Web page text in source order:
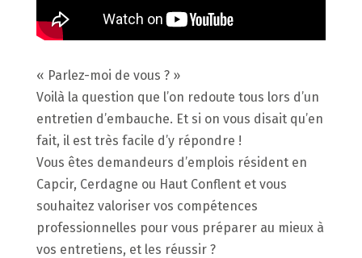
« Parlez-moi de vous ? »
Voilà la question que l’on redoute tous lors d’un
entretien d’embauche. Et si on vous disait qu’en
fait, il est très facile d’y répondre !
Vous êtes demandeurs d’emplois résident en
Capcir, Cerdagne ou Haut Conflent et vous
souhaitez valoriser vos compétences
professionnelles pour vous préparer au mieux à
vos entretiens, et les réussir ?